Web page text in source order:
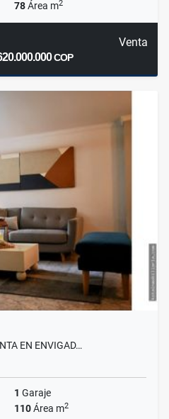
78Área m2
Venta
COP
EN ENVIGAD…
1 Garaje
110Área m2